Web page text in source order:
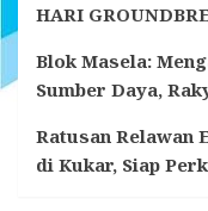
HARI
Blok Masela:
Sumber Daya,
Ratusan Relawan
di Kukar, Siap